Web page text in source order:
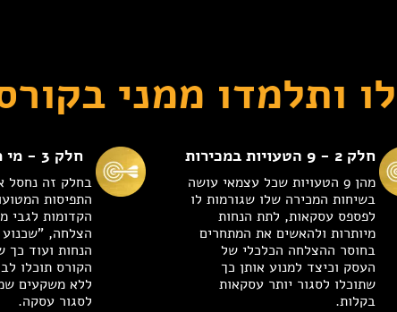
ותלמדו ממני
חלק 2 - 9 הטעויות במכירות
מהן 9 הטעויות שכל עצמאי עושה
בשיחות המכירה שלו שגורמות לו
לפספס עסקאות, לתת הנחות
מיותרות ולהאשים את המתחרים
בחוסר ההצלחה הכלכלי של
העסק וכיצד למנוע אותן כך
שתוכלו לסגור יותר עסקאות
בקלות.
חלק 3 - מי מפחד למכור?
בחלק זה נחסל
התפיסות
הקדומות לגבי
הצלחה, "שכנוע
הנחות ועוד כך
הקורס תוכלו
ללא משקעים
לסגור עסקה.